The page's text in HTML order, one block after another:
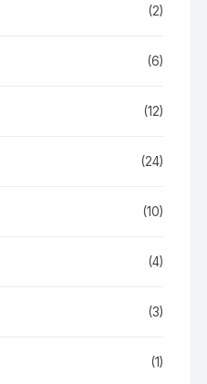
(2)
(6)
(12)
(24)
(10)
(4)
(3)
(1)